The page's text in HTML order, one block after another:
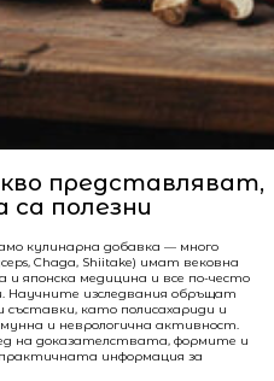
представляват,
са полезни
кулинарна добавка — много
Chaga, Shiitake) имат вековна
японска медицина и все по-често
Научните изследвания обръщат
като полисахариди и
и неврологична активност.
на доказателствата, формите и
информация за